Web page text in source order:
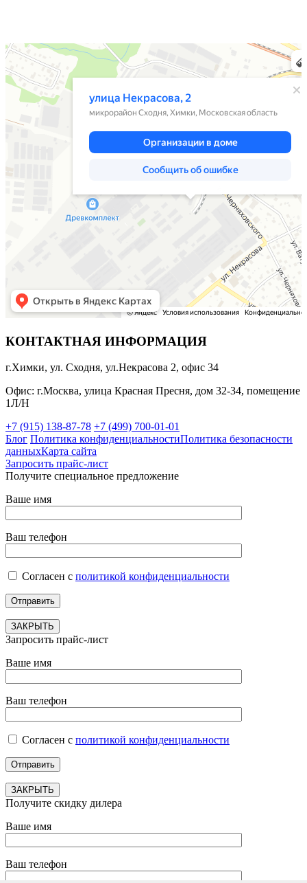
Химки
Яндекс Карты — транспорт, навигация, поиск мест
КОНТАКТНАЯ ИНФОРМАЦИЯ
г.Химки, ул. Сходня, ул.Некрасова 2, офис 34
Офис: г.Москва, улица Красная Пресня, дом 32-34, помещение
1Л/Н
+7 (915) 138-87-78 +7 (499) 700-01-01
Блог Политика конфиденциальностиПолитика безопасности
данныхКарта сайта
Запросить прайс-лист
Получите специальное предложение
Ваше имя
Ваш телефон
Согласен с политикой конфиденциальности
ЗАКРЫТЬ
Запросить прайс-лист
Ваше имя
Ваш телефон
Согласен с политикой конфиденциальности
ЗАКРЫТЬ
Получите скидку дилера
Ваше имя
Ваш телефон